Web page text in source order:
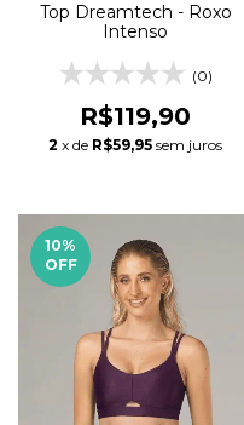
Top Dreamtech - Roxo
Intenso
(0)
R$119,90
2 x de R$59,95 sem juros
10%
OFF